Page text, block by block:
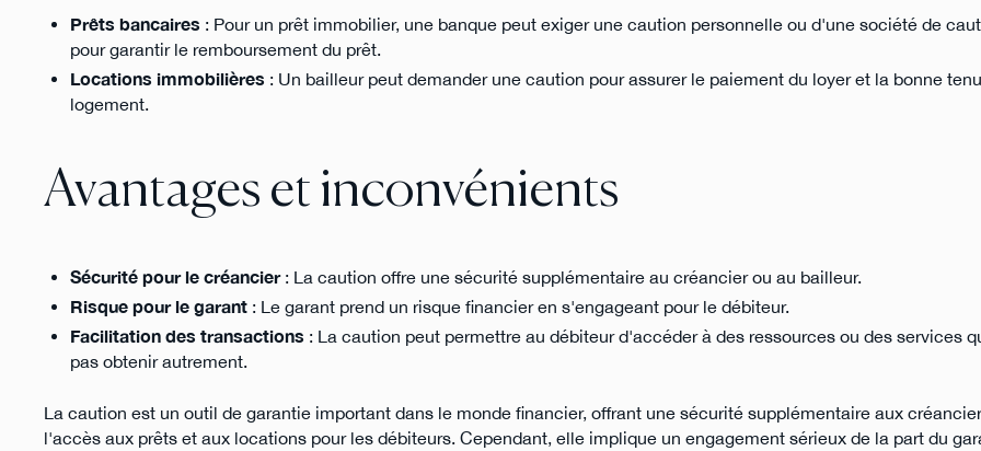
Prêts bancaires : Pour un prêt immobilier, une banque peut exiger une caution personnelle ou d'une société de
pour garantir le remboursement du prêt.
Locations immobilières : Un bailleur peut demander une caution pour assurer le paiement du loyer et la bonne
logement.
Avantages et inconvénients
Sécurité pour le créancier: La caution offre une sécurité supplémentaire au créancier ou au bailleur.
Risque pour le garant: Le garant prend un risque financier en s'engageant pour le débiteur.
Facilitation des transactions : La caution peut permettre au débiteur d'accéder à des ressources ou des services
pas obtenir autrement.
La caution est un outil de garantie important dans le monde financier, offrant une sécurité supplémentaire aux
l'accès aux prêts et aux locations pour les débiteurs. Cependant, elle implique un engagement sérieux de la part du